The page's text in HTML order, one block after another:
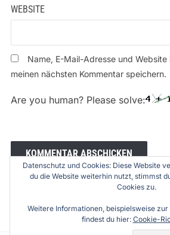
WEBSITE
Name, E-Mail-Adresse und
meinen nächsten Kommentar speichern.
Are you human? Please solve:
Datenschutz und Cookies: Diese Website
du die Website weiterhin nutzt, stimmst
Cookies zu.
Weitere Informationen, beispielsweise
findest du hier: Cookie-